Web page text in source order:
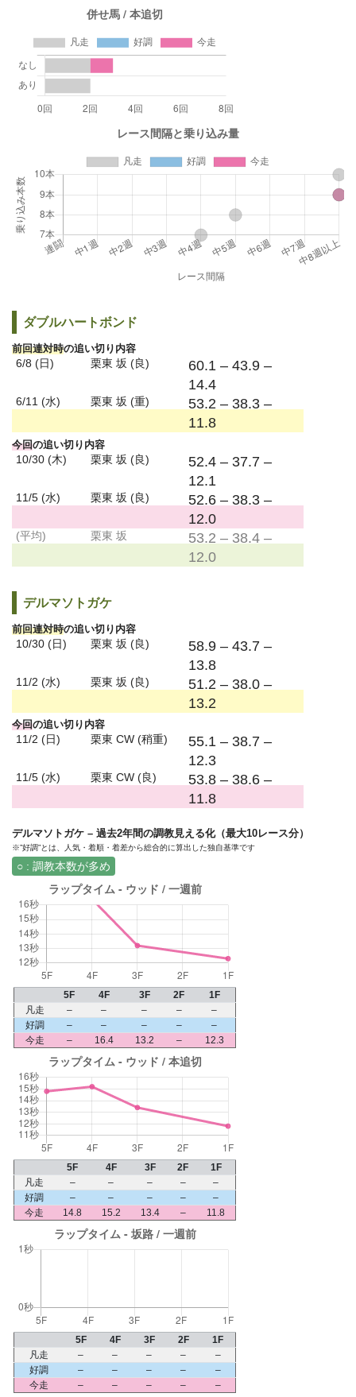
ダブルハートボンド
前回連対時の追い切り内容
6/8 (日) 栗東 坂 (良)
60.1 – 43.9 –
14.4
6/11 (水) 栗東 坂 (重)
53.2 – 38.3 –
11.8
今回の追い切り内容
10/30 (木) 栗東 坂 (良)
52.4 – 37.7 –
12.1
11/5 (水) 栗東 坂 (良)
52.6 – 38.3 –
12.0
(平均) 栗東 坂
53.2 – 38.4 –
12.0
デルマソトガケ
前回連対時の追い切り内容
10/30 (日) 栗東 坂 (良)
58.9 – 43.7 –
13.8
11/2 (水) 栗東 坂 (良)
51.2 – 38.0 –
13.2
今回の追い切り内容
11/2 (日) 栗東 CW (稍重)
55.1 – 38.7 –
12.3
11/5 (水) 栗東 CW (良)
53.8 – 38.6 –
11.8
デルマソトガケ – 過去2年間の調教見える化（最大10レース分）
※”好調”とは、人気・着順・着差から総合的に算出した独自基準です
○ : 調教本数が多め
5F 4F 3F 2F
1F
凡走
– – – –
–
好調
– – – –
–
今走
– 16.4 13.2 – 12.3
5F 4F 3F 2F
1F
凡走
– – – –
–
好調
– – – –
–
今走
14.8 15.2 13.4 – 11.8
5F 4F 3F 2F
1F
凡走
– – – –
–
好調
– – – –
–
今走
– – – – –